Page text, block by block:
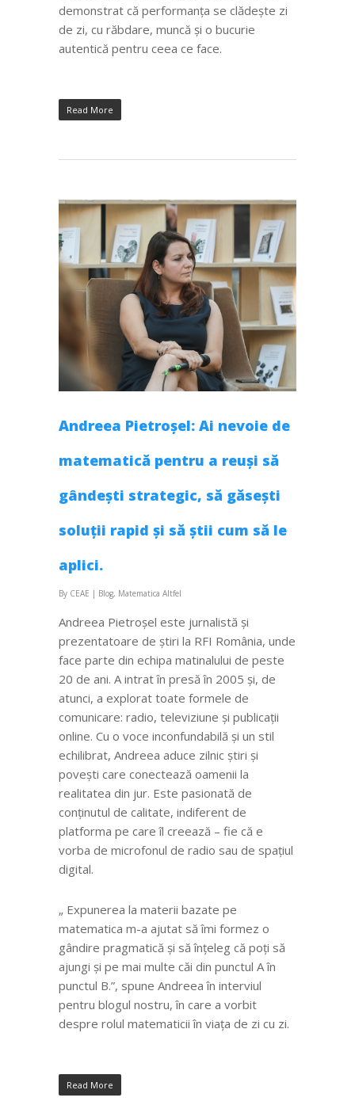
demonstrat că performanța se clădește zi
de zi, cu răbdare, muncă și o bucurie
autentică pentru ceea ce face.
Read More
Andreea Pietroșel: Ai nevoie de
matematică pentru a reuși să
gândești strategic, să găsești
soluții rapid și să știi cum să le
aplici.
By CEAE | Blog, Matematica Altfel
Andreea Pietroșel este jurnalistă și
prezentatoare de știri la RFI România, unde
face parte din echipa matinalului de peste
20 de ani. A intrat în presă în 2005 și, de
atunci, a explorat toate formele de
comunicare: radio, televiziune și publicații
online. Cu o voce inconfundabilă și un stil
echilibrat, Andreea aduce zilnic știri și
povești care conectează oamenii la
realitatea din jur. Este pasionată de
conținutul de calitate, indiferent de
platforma pe care îl creează – fie că e
vorba de microfonul de radio sau de spațiul
digital.
„ Expunerea la materii bazate pe
matematica m-a ajutat să îmi formez o
gândire pragmatică și să înțeleg că poți să
ajungi și pe mai multe căi din punctul A în
punctul B.”, spune Andreea în interviul
pentru blogul nostru, în care a vorbit
despre rolul matematicii în viața de zi cu zi.
Read More